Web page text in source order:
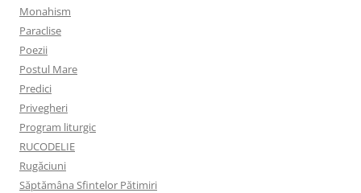
Monahism
Paraclise
Poezii
Postul Mare
Predici
Privegheri
Program liturgic
RUCODELIE
Rugăciuni
Săptămâna Sfintelor Pătimiri